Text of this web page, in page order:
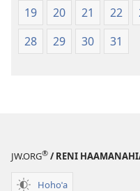
19
20 21 22
28
29 30 31
JW.ORG® / RENI
Hohoˈa